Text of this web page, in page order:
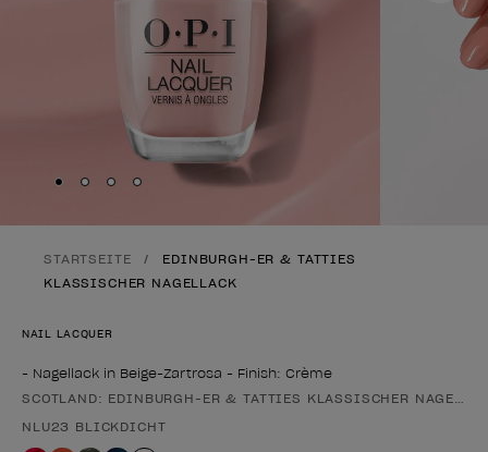
Skip to slide
Skip to slide2
Skip to slide3
Skip to slide4
STARTSEITE
EDINBURGH-ER & TATTIES
KLASSISCHER NAGELLACK
NAIL LACQUER
- Nagellack in Beige-Zartrosa - Finish: Crème
Form des Produkts
SCOTLAND: EDINBURGH-ER & TATTIES KLASSISCHER
NLU23 BLICKDICHT